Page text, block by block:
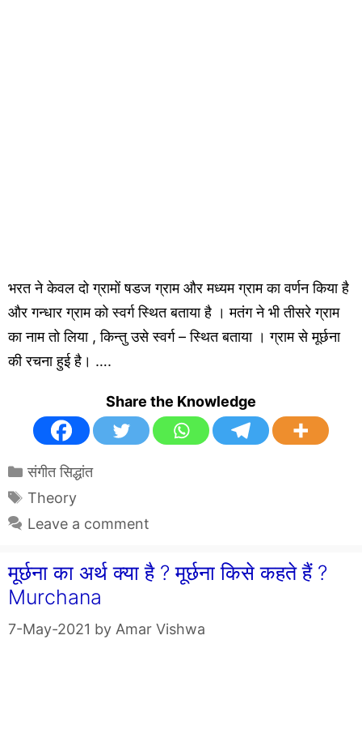
भरत ने केवल दो ग्रामों षडज ग्राम और मध्यम ग्राम का वर्णन किया है
और गन्धार ग्राम को स्वर्ग स्थित बताया है । मतंग ने भी तीसरे ग्राम
का नाम तो लिया , किन्तु उसे स्वर्ग – स्थित बताया । ग्राम से मूर्छना
की रचना हुई है। ….
Share the Knowledge
Categories
संगीत सिद्धांत
Tags
Theory
Leave a comment
मूर्छना का अर्थ क्या है ? मूर्छना किसे कहते हैं ?
Murchana
7-May-2021 by Amar Vishwa